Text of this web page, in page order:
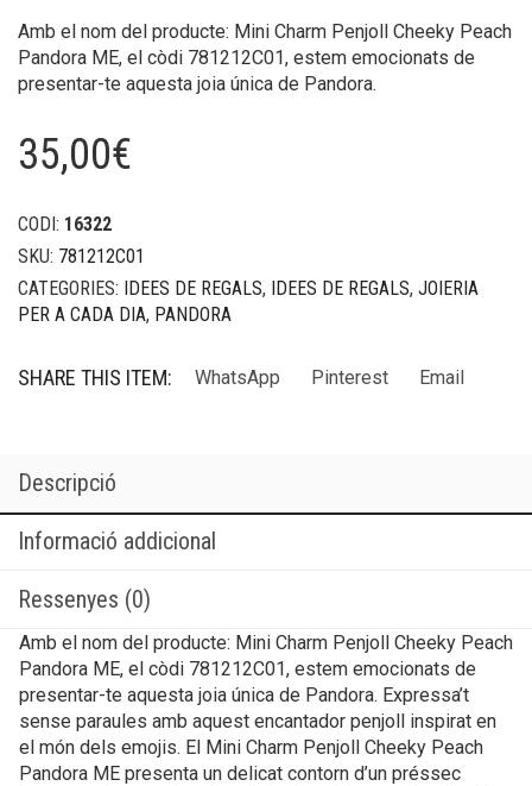
Amb el nom del producte: Mini Charm Penjoll Cheeky Peach
Pandora ME, el còdi 781212C01, estem emocionats de
presentar-te aquesta joia única de Pandora.
35,00€
CODI: 16322
SKU: 781212C01
CATEGORIES: IDEES DE REGALS, IDEES DE REGALS, JOIERIA
PER A CADA DIA, PANDORA
SHARE THIS ITEM: WhatsApp Pinterest Email
Descripció
Informació addicional
Ressenyes (0)
Amb el nom del producte: Mini Charm Penjoll Cheeky Peach
Pandora ME, el còdi 781212C01, estem emocionats de
presentar-te aquesta joia única de Pandora. Expressa’t
sense paraules amb aquest encantador penjoll inspirat en
el món dels emojis. El Mini Charm Penjoll Cheeky Peach
Pandora ME presenta un delicat contorn d’un préssec